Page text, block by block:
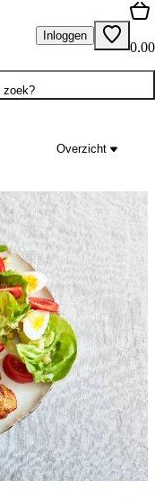
Inloggen
0.00
zoek?
Overzicht